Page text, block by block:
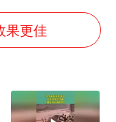
路径研判来了
OpenAI为免费用户升级GPT-5.6 Luna
版全月地质图
果更佳